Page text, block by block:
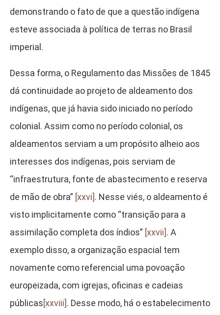
demonstrando o fato de que a questão indígena
esteve associada à política de terras no Brasil
imperial.
Dessa forma, o Regulamento das Missões de 1845
dá continuidade ao projeto de aldeamento dos
indígenas, que já havia sido iniciado no período
colonial. Assim como no período colonial, os
aldeamentos serviam a um propósito alheio aos
interesses dos indígenas, pois serviam de
“infraestrutura, fonte de abastecimento e reserva
de mão de obra” [xxvi]. Nesse viés, o aldeamento é
visto implicitamente como “transição para a
assimilação completa dos índios” [xxvii]. A
exemplo disso, a organização espacial tem
novamente como referencial uma povoação
europeizada, com igrejas, oficinas e cadeias
públicas[xxviii]. Desse modo, há o estabelecimento